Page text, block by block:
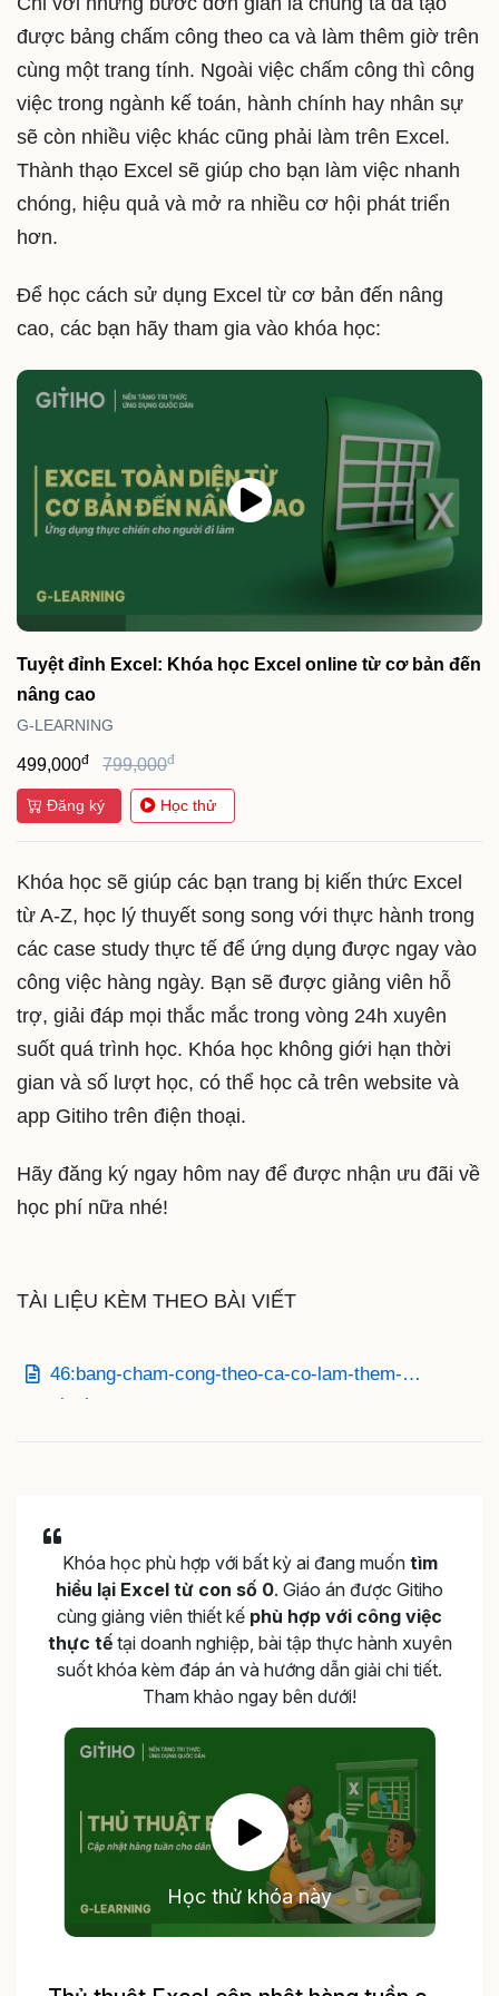
được bảng chấm công theo ca và làm thêm giờ trên
cùng một trang tính. Ngoài việc chấm công thì công
việc trong ngành kế toán, hành chính hay nhân sự
sẽ còn nhiều việc khác cũng phải làm trên Excel.
Thành thạo Excel sẽ giúp cho bạn làm việc nhanh
chóng, hiệu quả và mở ra nhiều cơ hội phát triển
hơn.
Để học cách sử dụng Excel từ cơ bản đến nâng
cao, các bạn hãy tham gia vào khóa học:
Tuyệt đỉnh Excel: Khóa học Excel online từ cơ bản đến
nâng cao
G-LEARNING
499,000đ 799,000đ
Đăng ký Học thử
Khóa học sẽ giúp các bạn trang bị kiến thức Excel
từ A-Z, học lý thuyết song song với thực hành trong
các case study thực tế để ứng dụng được ngay vào
công việc hàng ngày. Bạn sẽ được giảng viên hỗ
trợ, giải đáp mọi thắc mắc trong vòng 24h xuyên
suốt quá trình học. Khóa học không giới hạn thời
gian và số lượt học, có thể học cả trên website và
app Gitiho trên điện thoại.
Hãy đăng ký ngay hôm nay để được nhận ưu đãi về
học phí nữa nhé!
TÀI LIỆU KÈM THEO BÀI VIẾT
46:bang-cham-cong-theo-ca-co-lam-them-
gioxlsx.
Khóa học phù hợp với bất kỳ ai đang muốn tìm
hiểu lại Excel từ con số 0. Giáo án được Gitiho
cùng giảng viên thiết kế phù hợp với công việc
thực tếtại doanh nghiệp, bài tập thực hành xuyên
suốt khóa kèm đáp án và hướng dẫn giải chi tiết.
Tham khảo ngay bên dưới!
Học thử khóa này